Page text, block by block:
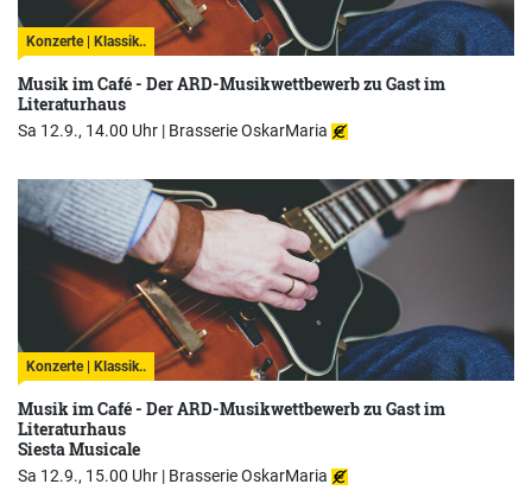
Konzerte | Klassik..
Musik im Café - Der ARD-Musikwettbewerb zu Gast im
Literaturhaus
Sa 12.9., 14.00 Uhr | Brasserie OskarMaria
Konzerte | Klassik..
Musik im Café - Der ARD-Musikwettbewerb zu Gast im
Literaturhaus
Siesta Musicale
Sa 12.9., 15.00 Uhr | Brasserie OskarMaria